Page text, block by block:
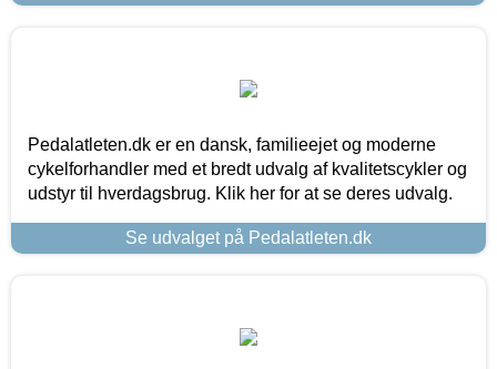
Pedalatleten.dk er en dansk, familieejet og moderne
cykelforhandler med et bredt udvalg af kvalitetscykler og
udstyr til hverdagsbrug. Klik her for at se deres udvalg.
Se udvalget på Pedalatleten.dk